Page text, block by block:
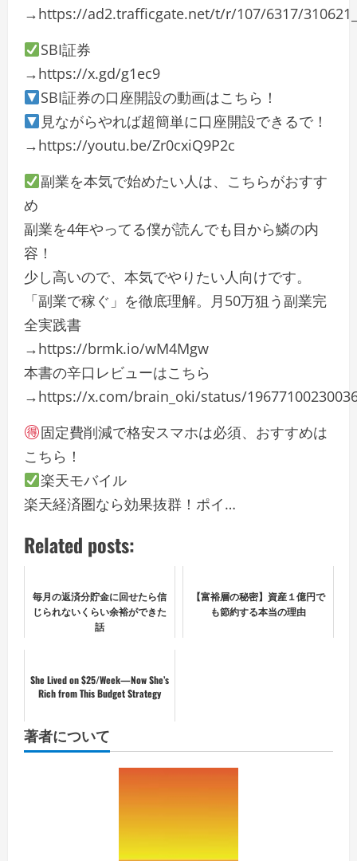
→https://ad2.trafficgate.net/t/r/107/6317/
SBI証券
→https://x.gd/g1ec9
SBI証券の口座開設の動画はこちら！
見ながらやれば超簡単に口座開設できるで！
→https://youtu.be/Zr0cxiQ9P2c
副業を本気で始めたい人は、こちらがおすす
め
副業を4年やってる僕が読んでも目から鱗の内
容！
少し高いので、本気でやりたい人向けです。
「副業で稼ぐ」を徹底理解。月50万狙う副業完
全実践書
→https://brmk.io/wM4Mgw
本書の辛口レビューはこちら
→https://x.com/brain_oki/status/
固定費削減で格安スマホは必須、おすすめは
こちら！
楽天モバイル
楽天経済圏なら効果抜群！ポイ…
Related posts:
毎月の返済分貯金に回せたら信
じられないくらい余裕ができた
話
【富裕層の秘密】資産１億円で
も節約する本当の理由
She Lived on $25/Week—Now She’s
Rich from This Budget Strategy
著者について